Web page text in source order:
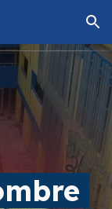
Skip to navigation